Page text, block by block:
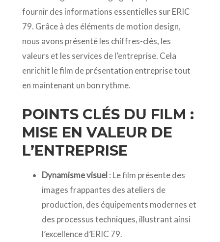
fournir des informations essentielles sur ERIC
79. Grâce à des éléments de motion design,
nous avons présenté les chiffres-clés, les
valeurs et les services de l’entreprise. Cela
enrichit le film de présentation entreprise tout
en maintenant un bon rythme.
POINTS CLÉS DU FILM :
MISE EN VALEUR DE
L’ENTREPRISE
Dynamisme visuel : Le film présente des
images frappantes des ateliers de
production, des équipements modernes et
des processus techniques, illustrant ainsi
l’excellence d’ERIC 79.